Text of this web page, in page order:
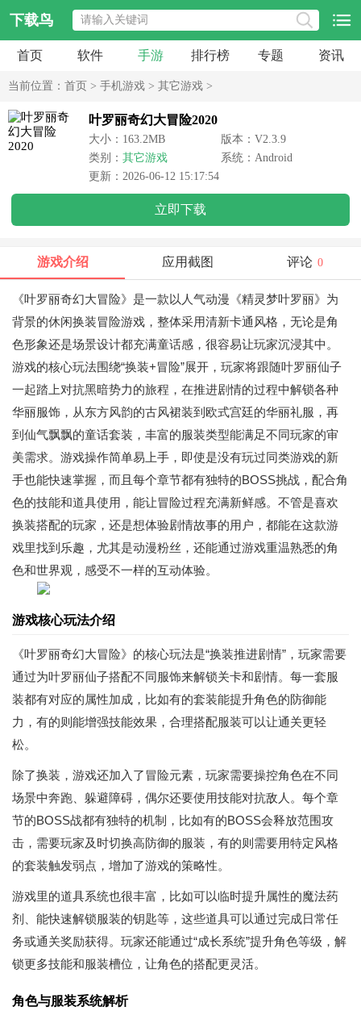
下载鸟
首页 软件 手游 排行榜 专题 资讯
当前位置： 首页 > 手机游戏 > 其它游戏 >
叶罗丽奇幻大冒险2020
大小：163.2MB
版本：V2.3.9
类别： 其它游戏
系统：Android
更新：2026-06-12 15:17:54
立即下载
游戏介绍 应用截图 评论 0
《叶罗丽奇幻大冒险》是一款以人气动漫《精灵梦叶罗丽》为
背景的休闲换装冒险游戏，整体采用清新卡通风格，无论是角
色形象还是场景设计都充满童话感，很容易让玩家沉浸其中。
游戏的核心玩法围绕“换装+冒险”展开，玩家将跟随叶罗丽仙子
一起踏上对抗黑暗势力的旅程，在推进剧情的过程中解锁各种
华丽服饰，从东方风韵的古风裙装到欧式宫廷的华丽礼服，再
到仙气飘飘的童话套装，丰富的服装类型能满足不同玩家的审
美需求。游戏操作简单易上手，即使是没有玩过同类游戏的新
手也能快速掌握，而且每个章节都有独特的BOSS挑战，配合角
色的技能和道具使用，能让冒险过程充满新鲜感。不管是喜欢
换装搭配的玩家，还是想体验剧情故事的用户，都能在这款游
戏里找到乐趣，尤其是动漫粉丝，还能通过游戏重温熟悉的角
色和世界观，感受不一样的互动体验。
游戏核心玩法介绍
《叶罗丽奇幻大冒险》的核心玩法是“换装推进剧情”，玩家需要
通过为叶罗丽仙子搭配不同服饰来解锁关卡和剧情。每一套服
装都有对应的属性加成，比如有的套装能提升角色的防御能
力，有的则能增强技能效果，合理搭配服装可以让通关更轻
松。
除了换装，游戏还加入了冒险元素，玩家需要操控角色在不同
场景中奔跑、躲避障碍，偶尔还要使用技能对抗敌人。每个章
节的BOSS战都有独特的机制，比如有的BOSS会释放范围攻
击，需要玩家及时切换高防御的服装，有的则需要用特定风格
的套装触发弱点，增加了游戏的策略性。
游戏里的道具系统也很丰富，比如可以临时提升属性的魔法药
剂、能快速解锁服装的钥匙等，这些道具可以通过完成日常任
务或通关奖励获得。玩家还能通过“成长系统”提升角色等级，解
锁更多技能和服装槽位，让角色的搭配更灵活。
角色与服装系统解析